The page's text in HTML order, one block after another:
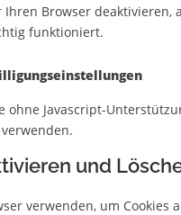
Ihren Browser
funktioniert.
ohne Javascript-
und
verwenden, um Cookies